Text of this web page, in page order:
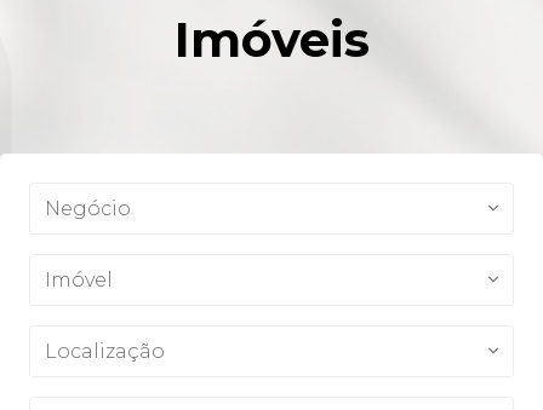
Imóveis
Negócio
Imóvel
Localização